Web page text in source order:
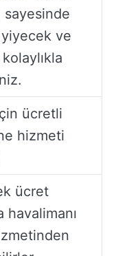
sayesinde
ve
ücretli
hizmeti
ücret
havalimanı